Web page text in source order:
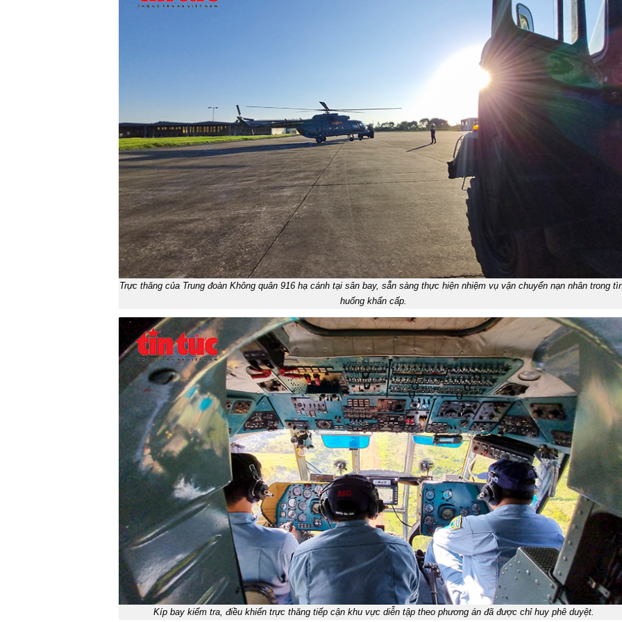
Trực thăng của Trung đoàn Không quân 916 hạ cánh tại sân bay, sẵn sàng thực hiện nhiệm vụ vận chuyển nạn nhân trong
huống khẩn cấp.
Kíp bay kiểm tra, điều khiển trực thăng tiếp cận khu vực diễn tập theo phương án đã được chỉ huy phê duyệt.